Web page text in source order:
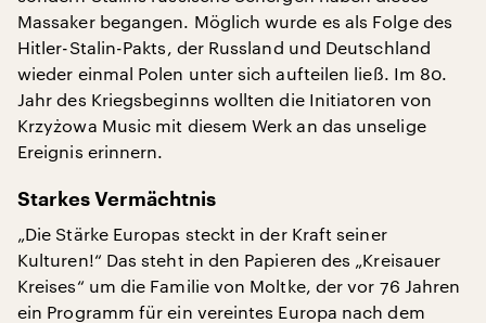
Massaker begangen. Möglich wurde es als Folge des
Hitler-Stalin-Pakts, der Russland und Deutschland
wieder einmal Polen unter sich aufteilen ließ. Im 80.
Jahr des Kriegsbeginns wollten die Initiatoren von
Krzyżowa Music mit diesem Werk an das unselige
Ereignis erinnern.
Starkes Vermächtnis
„Die Stärke Europas steckt in der Kraft seiner
Kulturen!“ Das steht in den Papieren des „Kreisauer
Kreises“ um die Familie von Moltke, der vor 76 Jahren
ein Programm für ein vereintes Europa nach dem